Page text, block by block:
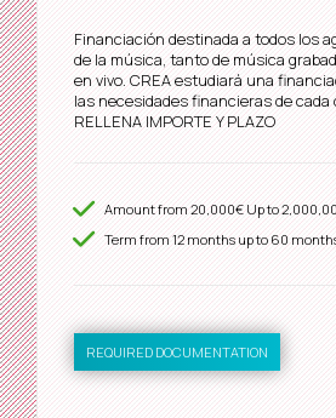
Financiación destinada a todos los
de la música, tanto de música
en vivo. CREA estudiará una
las necesidades financieras de cada
RELLENA IMPORTE Y PLAZO
Amount from20,000€Up to
Term from12months up to 60
REQUIRED DOCUMENTATION